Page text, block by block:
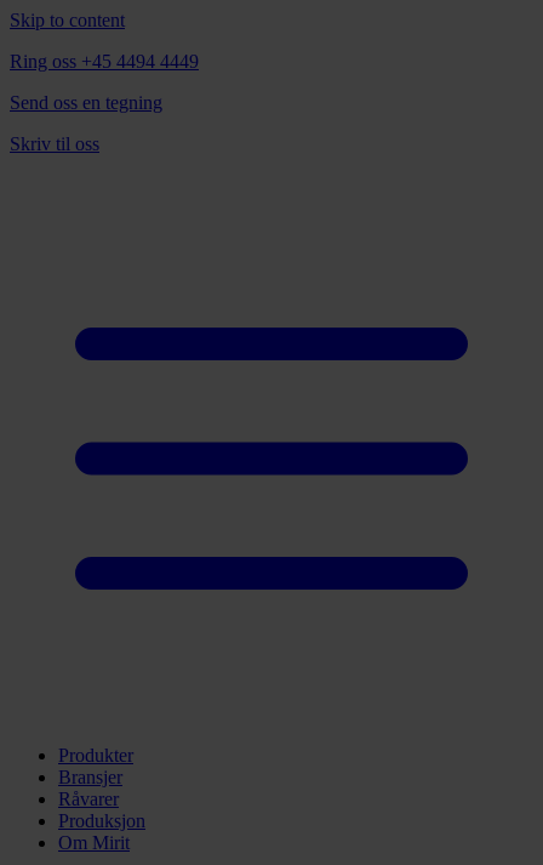
Skip to content
Ring oss +45 4494 4449
Send oss en tegning
Skriv til oss
Produkter
Bransjer
Råvarer
Produksjon
Om Mirit